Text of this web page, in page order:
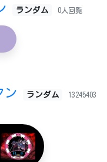
ランダム 0人回覧
ン ランダム 13245403